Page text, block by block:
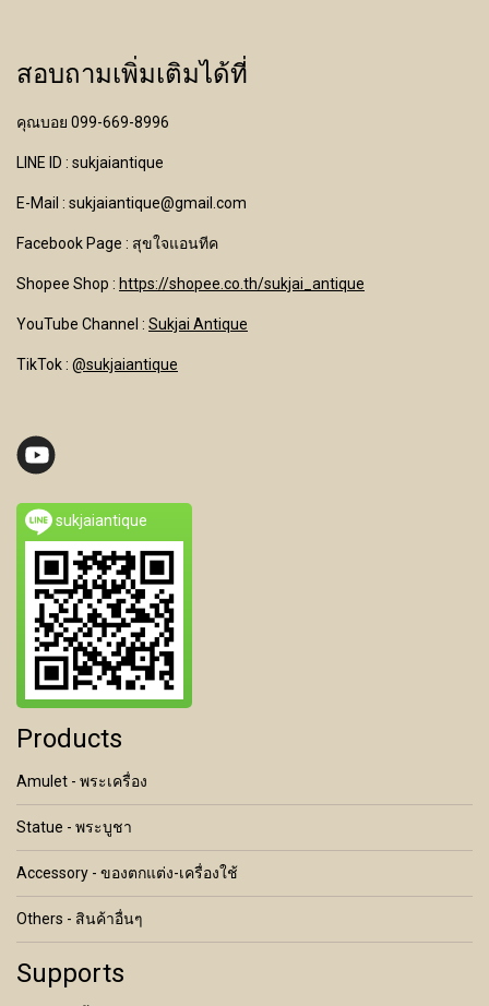
สอบถามเพิ่มเติมได้ที่
คุณบอย 099-669-8996
LINE ID : sukjaiantique
E-Mail : sukjaiantique@gmail.com
Facebook Page : สุขใจแอนทีค
Shopee Shop : https://shopee.co.th/sukjai_antique
YouTube Channel : Sukjai Antique
TikTok : @sukjaiantique
sukjaiantique
Products
Amulet - พระเครื่อง
Statue - พระบูชา
Accessory - ของตกแต่ง-เครื่องใช้
Others - สินค้าอื่นๆ
Supports